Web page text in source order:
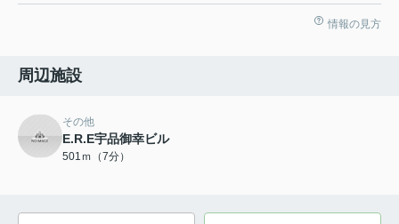
情報の見方
周辺施設
その他
E.R.E宇品御幸ビル
501ｍ（7分）